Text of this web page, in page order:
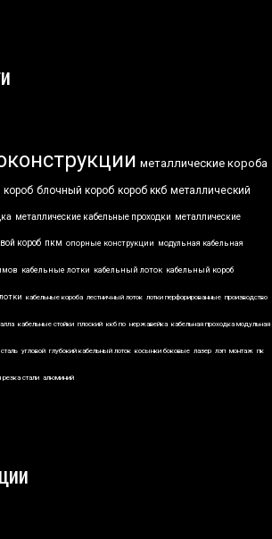
металлические короба
блочный короб короб ккб металлический
металлические кабельные проходки металлические
короб пкм опорные конструкции модульная кабельная
кабельные лотки кабельный лоток кабельный короб
кабельные короба лестничный лоток лотки перфорированные производство
кабельные стойки плоский ккб по нержавейка кабельная проходка модульная
сталь угловой глубокий кабельный лоток косынки боковые лазер лэп монтаж пк
резка стали алюминий